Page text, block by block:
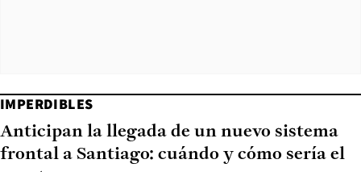
IMPERDIBLES
Anticipan la llegada de un nuevo sistema
frontal a Santiago: cuándo y cómo sería el